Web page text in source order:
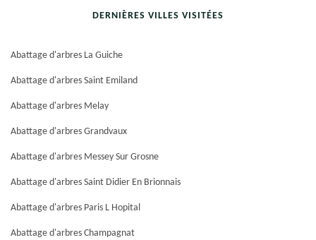
DERNIÈRES VILLES VISITÉES
Abattage d'arbres La Guiche
Abattage d'arbres Saint Emiland
Abattage d'arbres Melay
Abattage d'arbres Grandvaux
Abattage d'arbres Messey Sur Grosne
Abattage d'arbres Saint Didier En Brionnais
Abattage d'arbres Paris L Hopital
Abattage d'arbres Champagnat